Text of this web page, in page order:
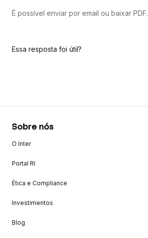
É possível enviar por email ou baixar PDF.
Essa resposta foi útil?
Sobre nós
O Inter
Portal RI
Ética e Compliance
Investimentos
Blog